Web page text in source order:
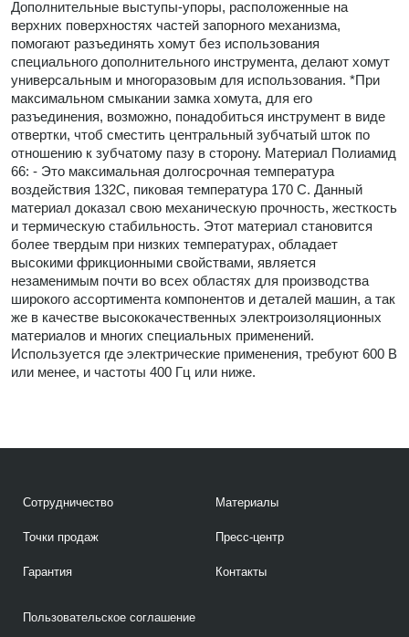
Дополнительные выступы-упоры, расположенные на
верхних поверхностях частей запорного механизма,
помогают разъединять хомут без использования
специального дополнительного инструмента, делают хомут
универсальным и многоразовым для использования. *При
максимальном смыкании замка хомута, для его
разъединения, возможно, понадобиться инструмент в виде
отвертки, чтоб сместить центральный зубчатый шток по
отношению к зубчатому пазу в сторону. Материал Полиамид
66: - Это максимальная долгосрочная температура
воздействия 132С, пиковая температура 170 С. Данный
материал доказал свою механическую прочность, жесткость
и термическую стабильность. Этот материал становится
более твердым при низких температурах, обладает
высокими фрикционными свойствами, является
незаменимым почти во всех областях для производства
широкого ассортимента компонентов и деталей машин, а так
же в качестве высококачественных электроизоляционных
материалов и многих специальных применений.
Используется где электрические применения, требуют 600 В
или менее, и частоты 400 Гц или ниже.
Сотрудничество
Точки продаж
Гарантия
Материалы
Пресс-центр
Контакты
Пользовательское соглашение